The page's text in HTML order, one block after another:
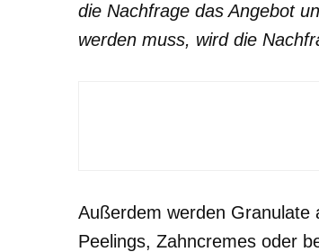
die Nachfrage das Angebot
werden muss, wird die
Außerdem werden Granulate
Peelings, Zahncremes oder